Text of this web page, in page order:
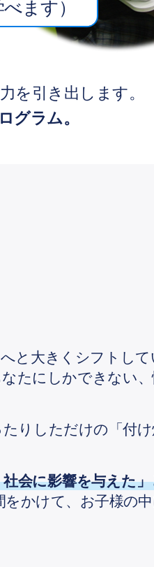
ます）
を引き出します。
グラム。
と大きくシフトし
たにしかできない
りしただけの「付
会に影響を与えた
かけて、お子様の